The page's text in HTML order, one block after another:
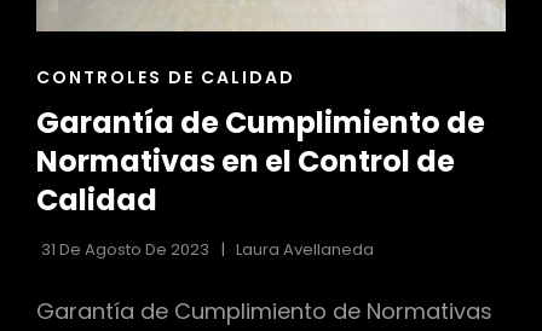
ENLACES
LAS
CATEGORÍAS
CONTROLES DE CALIDAD
Garantía de Cumplimiento de
Normativas en el Control de
Calidad
31 De Agosto De 2023 Laura Avellaneda
Garantía de Cumplimiento de Normativas